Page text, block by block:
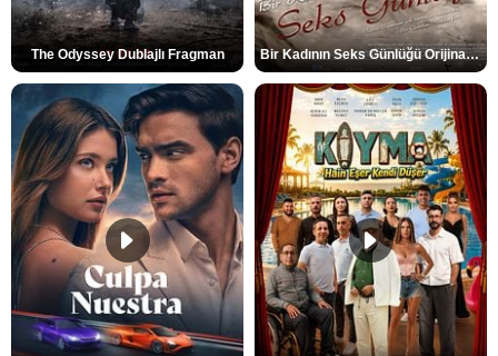
The Odyssey Dublajlı Fragman Bir Kadının Seks Günlüğü Orijinal Fragman